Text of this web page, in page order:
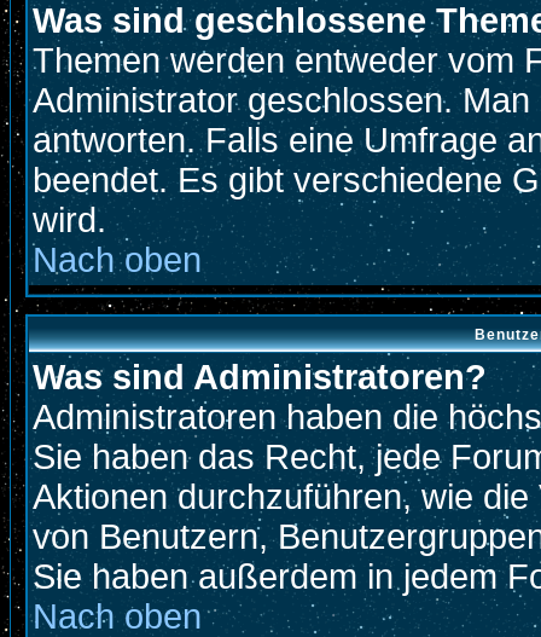
Was sind geschlossene
Themen werden entweder vom
Administrator geschlossen.
antworten. Falls eine Umfrage
beendet. Es gibt verschiedene
wird.
Nach oben
Was sind Administratoren?
Administratoren haben die
Sie haben das Recht, jede
Aktionen durchzuführen, wie
von Benutzern,
Sie haben außerdem in jedem
Nach oben